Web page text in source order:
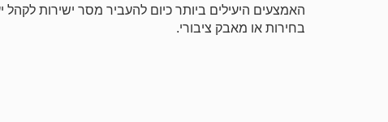
האמצעים היעילים ביותר כיום להעביר מסר ישירות
בחירות או מאבק ציבורי.